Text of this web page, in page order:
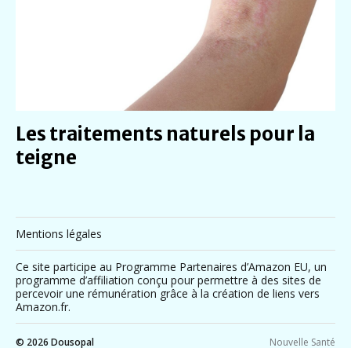
Les traitements naturels pour la
teigne
Mentions légales
Ce site participe au Programme Partenaires d’Amazon EU, un
programme d’affiliation conçu pour permettre à des sites de
percevoir une rémunération grâce à la création de liens vers
Amazon.fr.
© 2026 Dousopal Nouvelle Santé